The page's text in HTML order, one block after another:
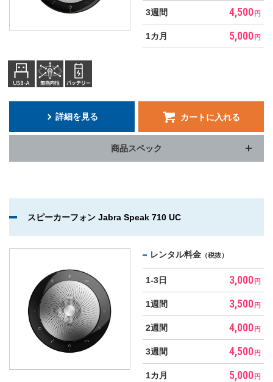
3週間 4,500 円
1カ月 5,000 円
詳細を見る カートに入れる
商品スペック
スピーカーフォン Jabra Speak 710 UC
レンタル料金 （税抜）
1-3日 3,000 円
1週間 3,500 円
2週間 4,000 円
3週間 4,500 円
1カ月 5,000 円